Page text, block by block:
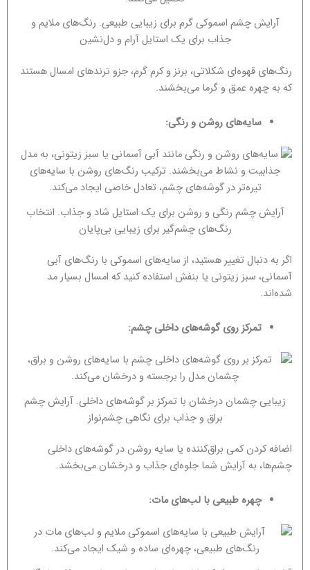
آرایش چشم اسموکی گرم برای زیبایی طبیعی. رنگ‌های ملایم و
جذاب برای یک استایل آرام و دل‌نشین
رنگ‌های قهوه‌ای شکلاتی، برنز و کرم گرم، جزو ترندهای امسال هستند
که به چهره عمق و گرما می‌بخشند.
سایه‌های روشن و رنگی:
آرایش چشم رنگی و روشن برای یک استایل شاد و جذاب. انتخاب
رنگ‌های چشم‌گیر برای زیبایی بی‌پایان
اگر به دنبال تغییر هستید، از سایه‌های اسموکی با رنگ‌های آبی
آسمانی، سبز زیتونی یا بنفش استفاده کنید که امسال بسیار مد
شده‌اند.
تمرکز روی گوشه‌های داخلی چشم:
زیبایی چشمان درخشان با تمرکز بر گوشه‌های داخلی. آرایش چشم
براق و جذاب برای نگاهی چشم‌نواز
اضافه کردن کمی براق‌کننده یا سایه روشن در گوشه‌های داخلی
چشم‌ها، به آرایش شما جلوه‌ای جذاب و درخشان می‌بخشد.
چهره طبیعی با لب‌های مات: